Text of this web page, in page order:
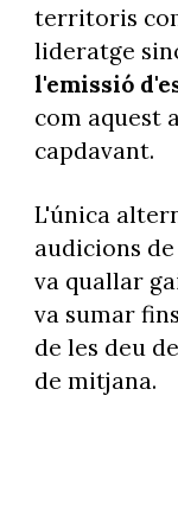
territoris
lideratge
l'emissió
com aquest
capdavant.
L'única
audicions de
va quallar
va sumar
de les deu
de mitjana.